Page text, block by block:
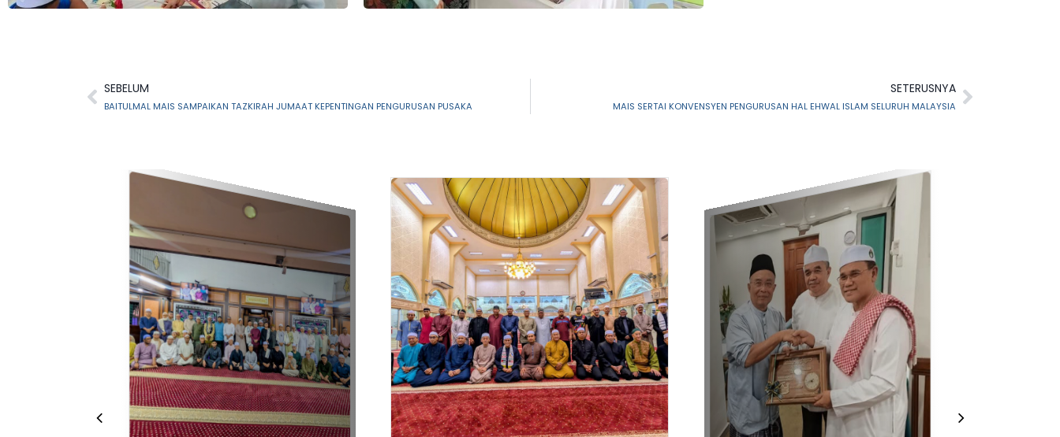
SEBELUM
BAITULMAL MAIS SAMPAIKAN TAZKIRAH JUMAAT KEPENTINGAN PENGURUSAN PUSAKA
SETERUSNYA
MAIS SERTAI KONVENSYEN PENGURUSAN HAL EHWAL ISLAM SELURUH MALAYSIA